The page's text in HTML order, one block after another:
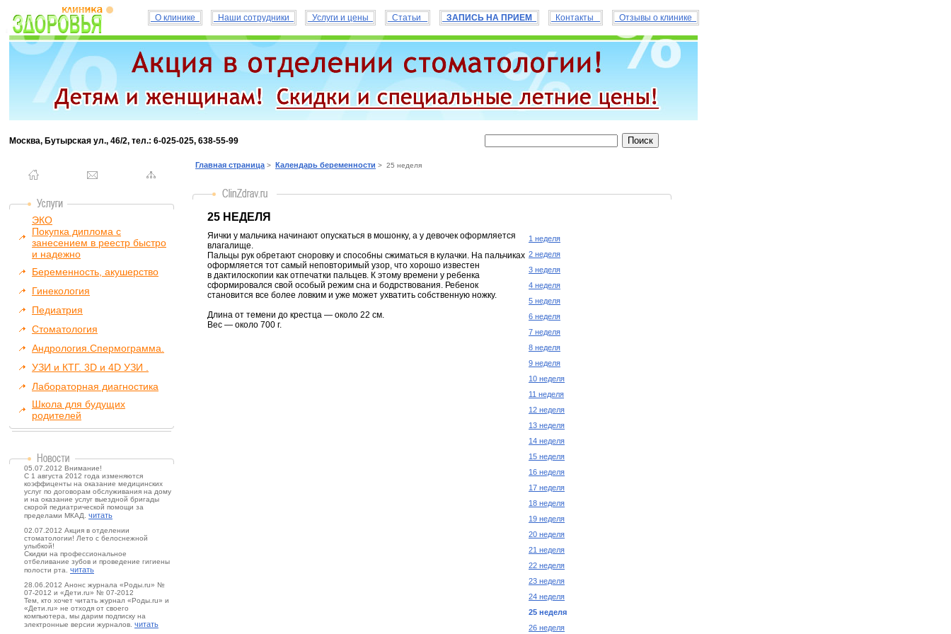
О клинике Наши сотрудники Услуги и цены Статьи ЗАПИСЬ НА ПРИЕМ Контакты Отзывы о клинике
Москва, Бутырская ул., 46/2, тел.: 6-025-025, 638-55-99
ЭКО
Покупка диплома с
занесением в реестр быстро
и надежно
Беременность, акушерство
Гинекология
Педиатрия
Стоматология
Андрология.Спермограмма.
УЗИ и КТГ. 3D и 4D УЗИ .
Лабораторная диагностика
Школа для будущих
родителей
05.07.2012 Внимание!
С 1 августа 2012 года изменяются
коэффиценты на оказание медицинских
услуг по договорам обслуживания на дому
и на оказание услуг выездной бригады
скорой педиатрической помощи за
пределами МКАД. читать
02.07.2012 Акция в отделении
стоматологии! Лето с белоснежной
улыбкой!
Скидки на профессиональное
отбеливание зубов и проведение гигиены
полости рта. читать
28.06.2012 Анонс журнала «Роды.ru» №
07-2012 и «Дети.ru» № 07-2012
Тем, кто хочет читать журнал «Роды.ru» и
«Дети.ru» не отходя от своего
компьютера, мы дарим подписку на
электронные версии журналов. читать
Главная страница > Календарь беременности > 25 неделя
25 НЕДЕЛЯ
1 неделя
2 неделя
3 неделя
4 неделя
5 неделя
6 неделя
7 неделя
8 неделя
9 неделя
10 неделя
11 неделя
12 неделя
13 неделя
14 неделя
15 неделя
16 неделя
17 неделя
18 неделя
19 неделя
20 неделя
21 неделя
22 неделя
23 неделя
24 неделя
25 неделя
26 неделя
Яички у мальчика начинают опускаться в мошонку, а у девочек оформляется
влагалище.
Пальцы рук обретают сноровку и способны сжиматься в кулачки. На пальчиках
оформляется тот самый неповторимый узор, что хорошо известен
в дактилоскопии как отпечатки пальцев. К этому времени у ребенка
сформировался свой особый режим сна и бодрствования. Ребенок
становится все более ловким и уже может ухватить собственную ножку.
Длина от темени до крестца — около 22 см.
Вес — около 700 г.